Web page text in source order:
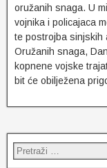
oružanih snaga. U
vojnika i policajaca
te postrojba sinjskih
Oružanih snaga,
kopnene vojske
bit će obilježena